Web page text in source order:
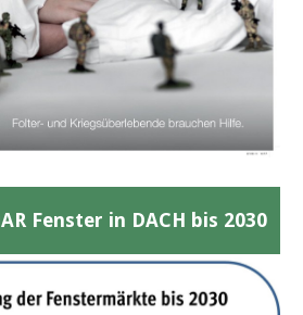
Fenster in DACH bis 2030